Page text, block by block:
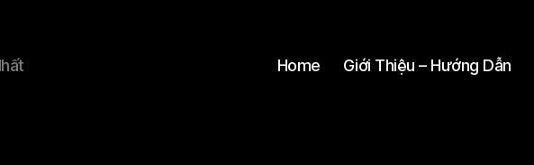
Home Giới Thiệu – Hướng Dẫn